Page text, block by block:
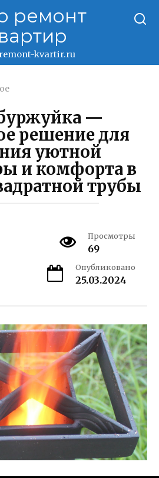
ремонт
kvartir.ru
—
решение для
уютной
и комфорта в
трубы
Просмотры
69
Опубликовано
25.03.2024